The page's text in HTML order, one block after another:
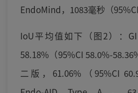
EndoMind，1083毫秒（95%CI
IoU平均值如下（图2）：GI
58.18%（95%CI 58.0%-
二版，61.06%（95%CI